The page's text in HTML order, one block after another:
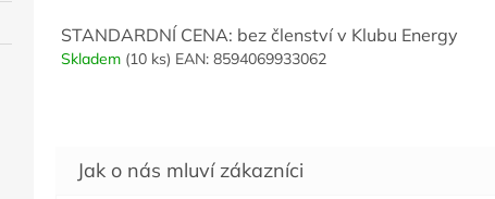
STANDARDNÍ CENA: bez členství v Klubu Energy
Skladem (10 ks) EAN: 8594069933062